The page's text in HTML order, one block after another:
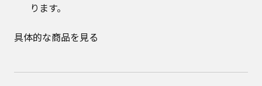
ります。
具体的な商品を見る